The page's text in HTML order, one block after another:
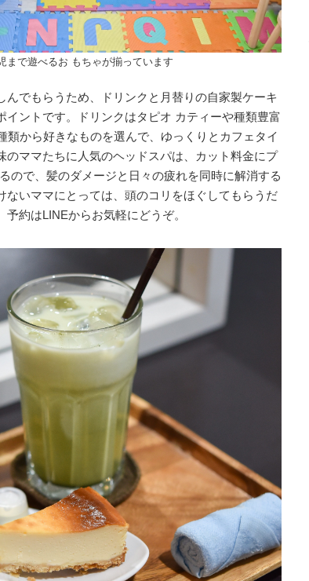
まで遊べるお もちゃが揃っています
でもらうため、ドリンクと月替りの自家製ケーキ
ントです。ドリンクはタピオ カティーや種類豊富
類から好きなものを選んで、ゆっくりとカフェタイ
のママたちに人気のヘッドスパは、カット料金にプ
ので、髪のダメージと日々の疲れを同時に解消する
ないママにとっては、頭のコリをほぐしてもらうだ
約はLINEからお気軽にどうぞ。